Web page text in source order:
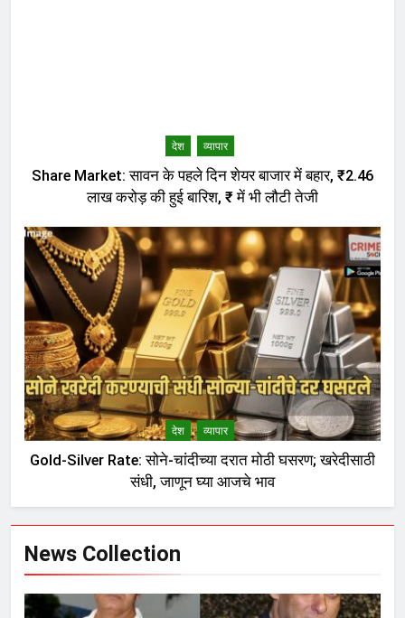
देश व्यापार
Share Market: सावन के पहले दिन शेयर बाजार में बहार, ₹2.46
लाख करोड़ की हुई बारिश, ₹ में भी लौटी तेजी
देश व्यापार
Gold-Silver Rate: सोने-चांदीच्या दरात मोठी घसरण; खरेदीसाठी
संधी, जाणून घ्या आजचे भाव
News Collection